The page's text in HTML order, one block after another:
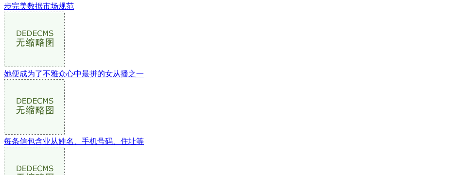
步完美数据市场规范
她便成为了不雅众心中最拼的女从播之一
每条信包含业从姓名、手机号码、住址等